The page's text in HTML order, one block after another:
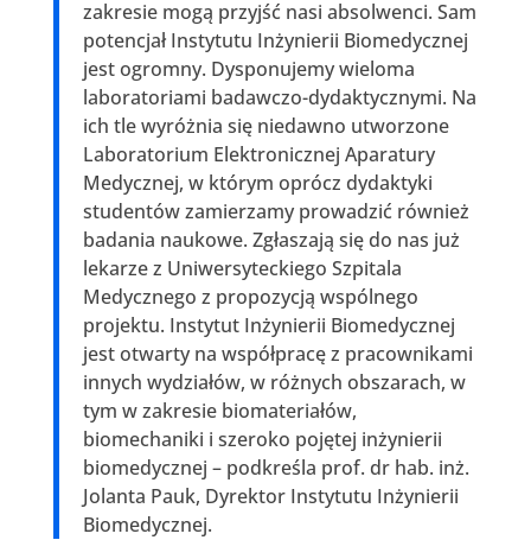
zakresie mogą przyjść nasi absolwenci. Sam
potencjał Instytutu Inżynierii Biomedycznej
jest ogromny. Dysponujemy wieloma
laboratoriami badawczo-dydaktycznymi. Na
ich tle wyróżnia się niedawno utworzone
Laboratorium Elektronicznej Aparatury
Medycznej, w którym oprócz dydaktyki
studentów zamierzamy prowadzić również
badania naukowe. Zgłaszają się do nas już
lekarze z Uniwersyteckiego Szpitala
Medycznego z propozycją wspólnego
projektu. Instytut Inżynierii Biomedycznej
jest otwarty na współpracę z pracownikami
innych wydziałów, w różnych obszarach, w
tym w zakresie biomateriałów,
biomechaniki i szeroko pojętej inżynierii
biomedycznej – podkreśla prof. dr hab. inż.
Jolanta Pauk, Dyrektor Instytutu Inżynierii
Biomedycznej.